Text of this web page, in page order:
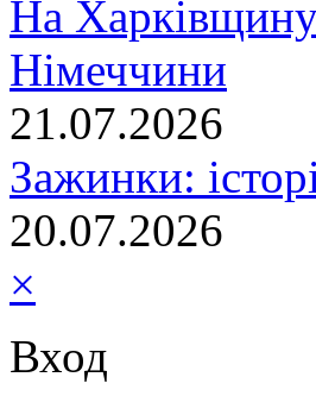
На Харківщину
Німеччини
21.07.2026
Зажинки:
20.07.2026
×
Вход